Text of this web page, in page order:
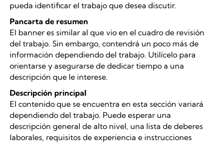
pueda identificar el trabajo que desea discutir.
Pancarta de resumen
El banner es similar al que vio en el cuadro de revisión
del trabajo. Sin embargo, contendrá un poco más de
información dependiendo del trabajo. Utilícelo para
orientarse y asegurarse de dedicar tiempo a una
descripción que le interese.
Descripción principal
El contenido que se encuentra en esta sección variará
dependiendo del trabajo. Puede esperar una
descripción general de alto nivel, una lista de deberes
laborales, requisitos de experiencia e instrucciones